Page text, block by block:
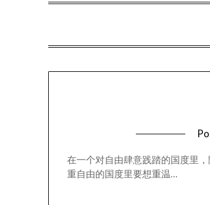
在一个对自由肆意践踏的国度里
重自由的国度里要想重温…